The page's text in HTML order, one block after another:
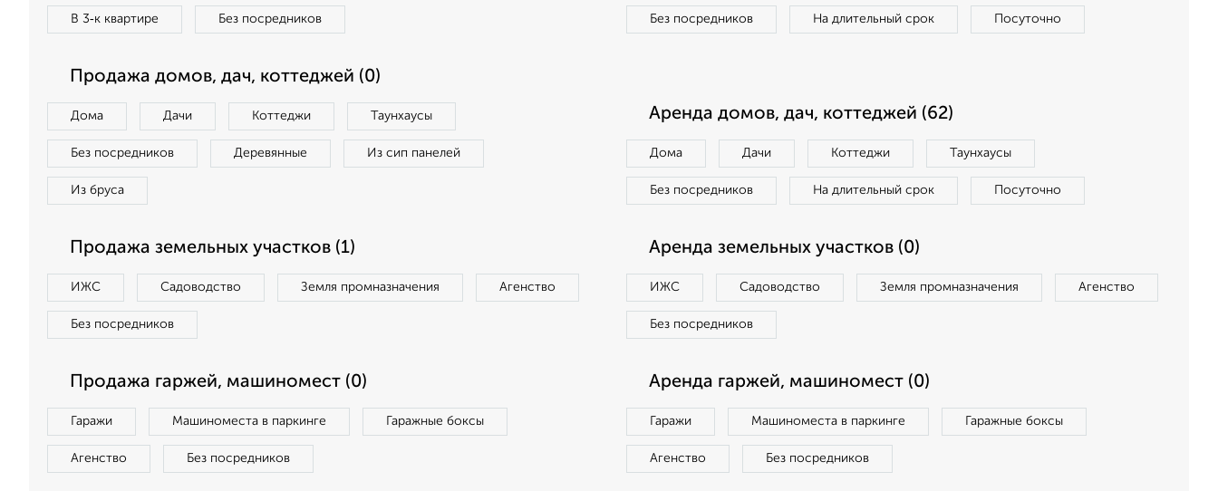
В 3‑к квартире Без посредников Без посредников На длительный срок Посуточно
Продажа домов, дач, коттеджей (0)
Дома Дачи Коттеджи Таунхаусы
Без посредников Деревянные Из сип панелей
Из бруса
Аренда домов, дач, коттеджей (62)
Дома Дачи Коттеджи Таунхаусы
Без посредников На длительный срок Посуточно
Продажа земельных участков (1)
ИЖС Садоводство Земля промназначения Агенство
Без посредников
Аренда земельных участков (0)
ИЖС Садоводство Земля промназначения Агенство
Без посредников
Продажа гаржей, машиномест (0)
Гаражи Машиноместа в паркинге Гаражные боксы
Агенство Без посредников
Аренда гаржей, машиномест (0)
Гаражи Машиноместа в паркинге Гаражные боксы
Агенство Без посредников